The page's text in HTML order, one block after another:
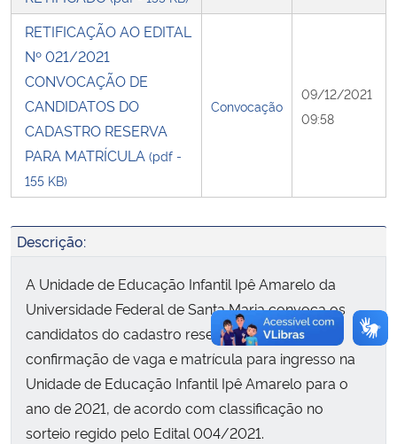
Secretaria-Geral
Secretaria de Governo
Gabinete de Segurança Institucional
Advocacia-Geral da União
Banco Central do Brasil
RETIFICAÇÃO AO EDITAL
Nº 021/2021
CONVOCAÇÃO DE
CANDIDATOS DO
CADASTRO RESERVA
PARA MATRÍCULA (pdf -
155 KB)
Convocação
09/12/2021
09:58
Descrição:
A Unidade de Educação Infantil Ipê Amarelo da
Universidade Federal de Santa Maria convoca os
candidatos do cadastro reserva indicados para
confirmação de vaga e matrícula para ingresso na
Unidade de Educação Infantil Ipê Amarelo para o
ano de 2021, de acordo com classificação no
sorteio regido pelo Edital 004/2021.